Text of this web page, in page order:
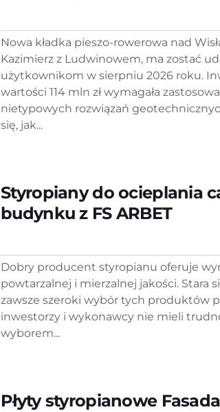
Nowa kładka pieszo-rowerowa nad
Kazimierz z Ludwinowem, ma zostać
użytkownikom w sierpniu 2026 roku.
wartości 114 mln zł wymagała
nietypowych rozwiązań
się, jak...
Styropiany do ocieplania
budynku z FS ARBET
Dobry producent styropianu oferuje
powtarzalnej i mierzalnej jakości. Stara
zawsze szeroki wybór tych produktów
inwestorzy i wykonawcy nie mieli
wyborem...
Płyty styropianowe Fasada